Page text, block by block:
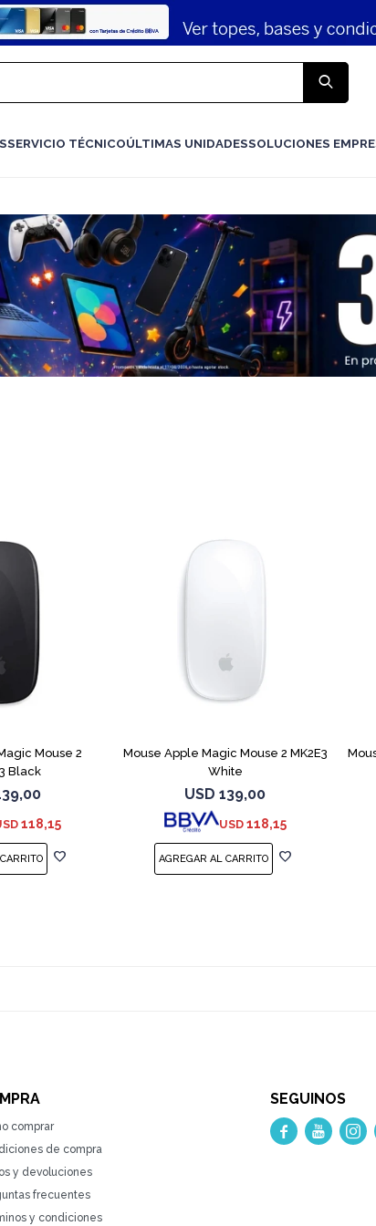
SERVICIO TÉCNICOÚLTIMAS UNIDADESSOLUCIONES
Mouse 2
Black
118,15
Mouse Apple Magic Mouse 2 MK2E3
White
USD 139,00
USD 118,15
comprar
de compra
y devoluciones
frecuentes
y condiciones
SEGUINOS
  